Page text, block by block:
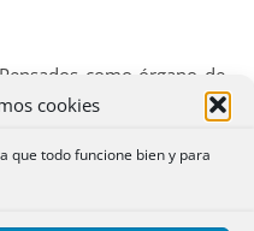
cookies
que todo funcione bien y para
como órgano de
uno por parque.
y Coordinación de